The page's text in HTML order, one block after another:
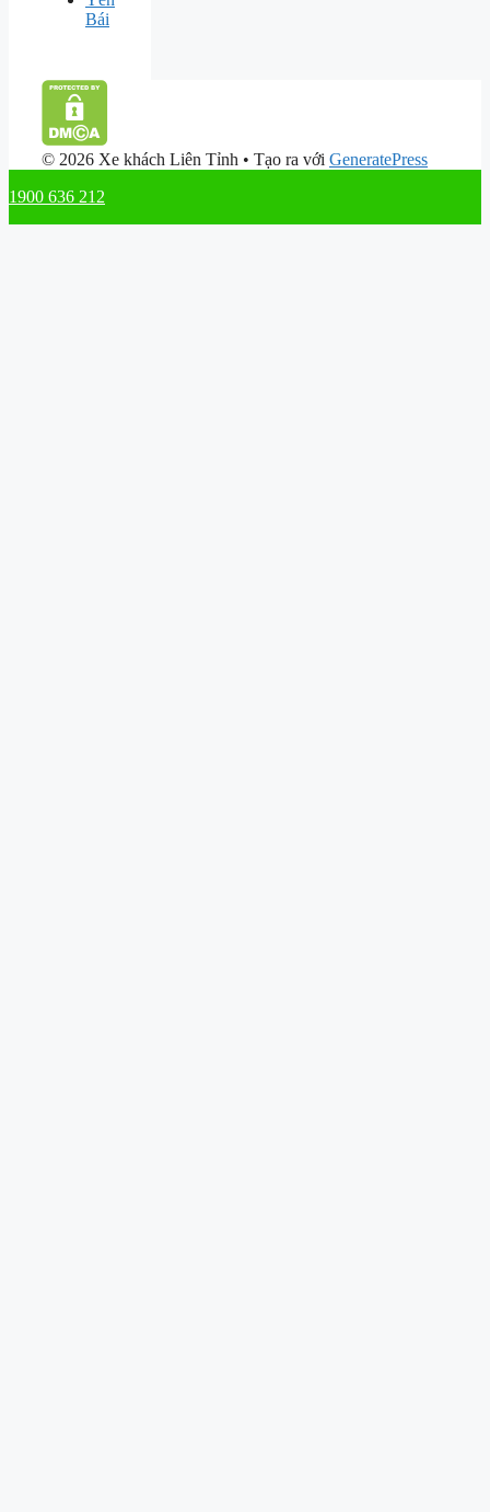
Bái
© 2026 Xe khách Liên Tỉnh • Tạo ra với GeneratePress
1900 636 212